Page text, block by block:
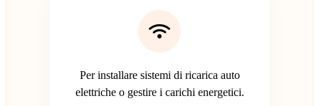
Per installare sistemi di ricarica auto
elettriche o gestire i carichi energetici.